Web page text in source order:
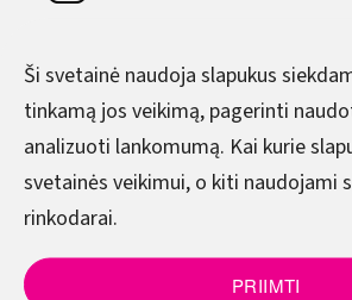
Ši svetainė naudoja slapukus
tinkamą jos veikimą, pagerinti
analizuoti lankomumą. Kai kurie
svetainės veikimui, o kiti naudojami
rinkodarai.
PRIIMTI
DARBO LAIKAS
Pirmadienis–Ketvirtadienis
8.00–17.00